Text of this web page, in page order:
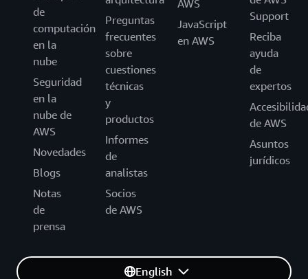
de
computación
en la
nube
Seguridad
en la
nube de
AWS
Novedades
Blogs
Notas
de
prensa
Preguntas
frecuentes
sobre
cuestiones
técnicas
y
productos
Informes
de
analistas
Socios
de AWS
AWS
JavaScript
en AWS
Support
Reciba
ayuda
de
expertos
de AWS
Asuntos
jurídicos
English